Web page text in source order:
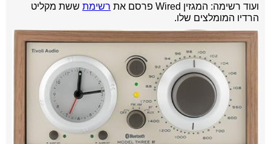
ועוד רשימה: המגזין Wired פרסם את רשימת ששת מקליט
הרדיו המומלצים שלו.